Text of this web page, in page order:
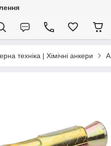
техніка | Хімічні анкери